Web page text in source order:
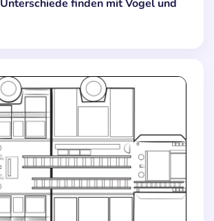
finden mit Vogel und